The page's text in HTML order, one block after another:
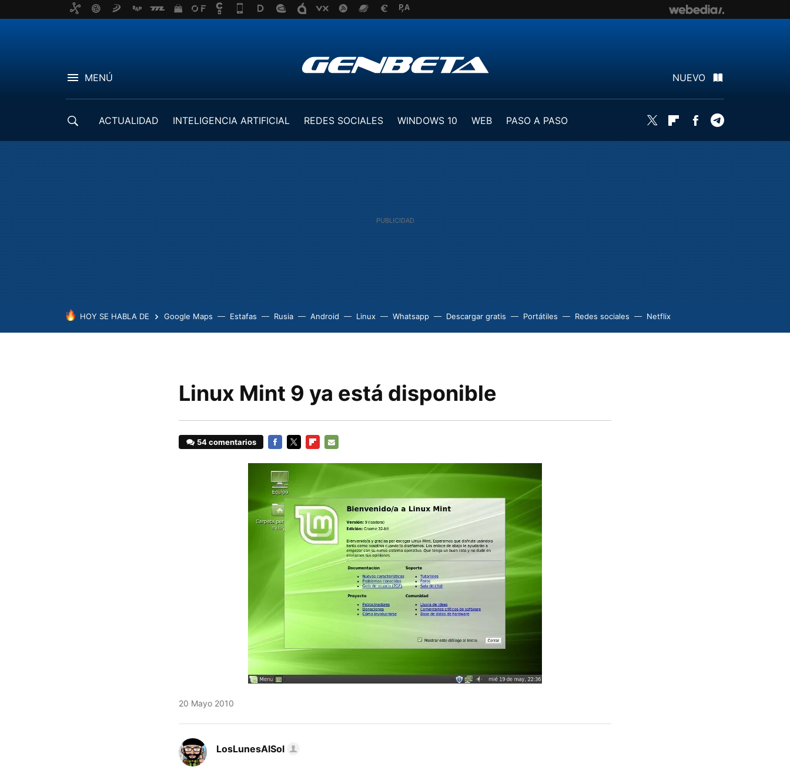
MENÚ NUEVO
ACTUALIDAD INTELIGENCIA ARTIFICIAL REDES SOCIALES WINDOWS 10 WEB
PASO A PASO
Twitter FlipboardFacebook
HOY SE HABLA DE Google Maps Estafas Rusia Android Linux Whatsapp Descargar gratis Portátiles Redes sociales Netflix
Linux Mint 9 ya está disponible
54 comentarios
20 Mayo 2010
LosLunesAlSol